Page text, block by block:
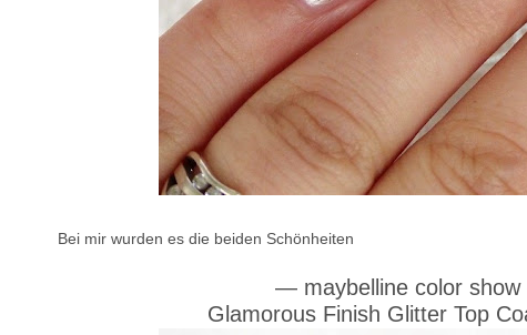
Bei mir wurden es die beiden Schönheiten
— maybelline color
Glamorous Finish Glitter Top